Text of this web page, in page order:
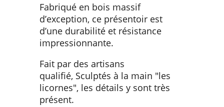
Fabriqué en bois massif
d’exception, ce présentoir est
d’une durabilité et résistance
impressionnante.
Fait par des artisans
qualifié, Sculptés à la main "les
licornes", les détails y sont très
présent.